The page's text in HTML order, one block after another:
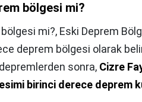
bölgesi mi?
mi?, Eski Deprem
deprem bölgesi olarak
sonra, Cizre
birinci derece deprem